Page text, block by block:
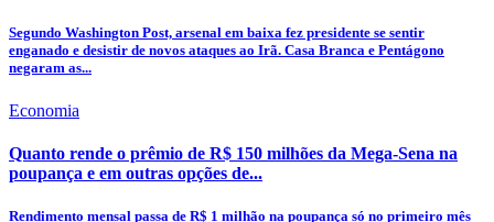
Segundo Washington Post, arsenal em baixa fez presidente se sentir
enganado e desistir de novos ataques ao Irã. Casa Branca e Pentágono
negaram as...
Economia
Quanto rende o prêmio de R$ 150 milhões da Mega-Sena na
poupança e em outras opções de...
Rendimento mensal passa de R$ 1 milhão na poupança só no primeiro mês